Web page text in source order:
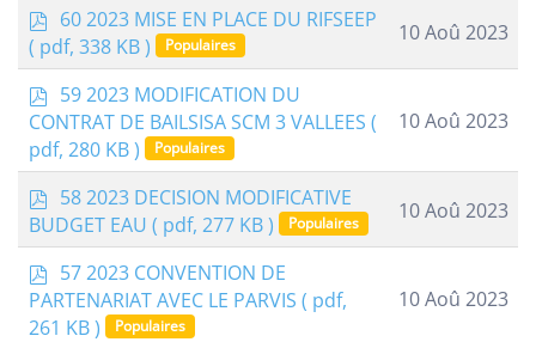
p
d
f
60 2023 MISE EN PLACE DU RIFSEEP
( pdf, 338 KB )
Populaires 10 Aoû 2023
p
d
f
59 2023 MODIFICATION DU
CONTRAT DE BAILSISA SCM 3 VALLEES (
pdf, 280 KB )
Populaires
10 Aoû 2023
p
d
f
58 2023 DECISION MODIFICATIVE
BUDGET EAU ( pdf, 277 KB ) Populaires 10 Aoû 2023
p
d
f
57 2023 CONVENTION DE
PARTENARIAT AVEC LE PARVIS ( pdf,
261 KB )
Populaires
10 Aoû 2023